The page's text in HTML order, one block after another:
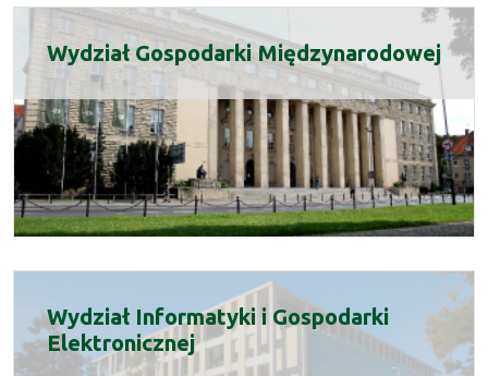
Wydział Gospodarki Międzynarodowej
Wydział Informatyki i Gospodarki
Elektronicznej